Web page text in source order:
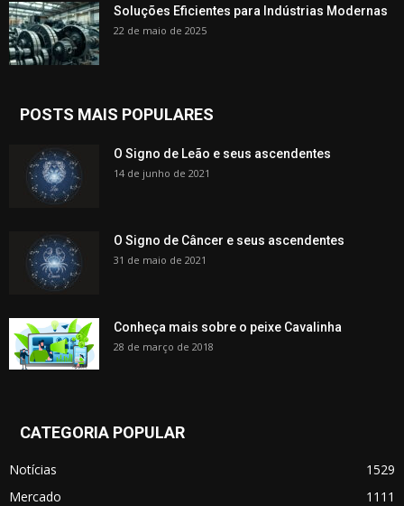
Soluções Eficientes para Indústrias Modernas
22 de maio de 2025
POSTS MAIS POPULARES
O Signo de Leão e seus ascendentes
14 de junho de 2021
O Signo de Câncer e seus ascendentes
31 de maio de 2021
Conheça mais sobre o peixe Cavalinha
28 de março de 2018
CATEGORIA POPULAR
Notícias
1529
Mercado
1111